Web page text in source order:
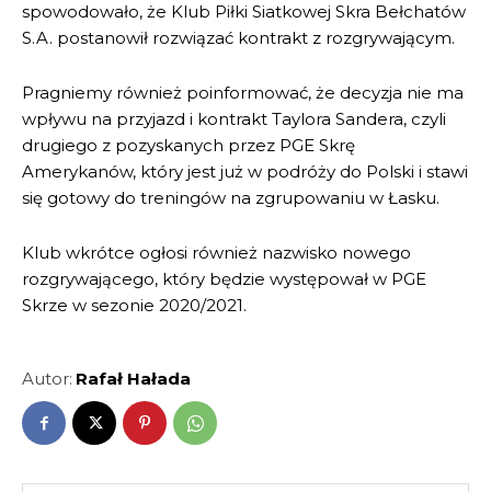
spowodowało, że Klub Piłki Siatkowej Skra Bełchatów
S.A. postanowił rozwiązać kontrakt z rozgrywającym.
Pragniemy również poinformować, że decyzja nie ma
wpływu na przyjazd i kontrakt Taylora Sandera, czyli
drugiego z pozyskanych przez PGE Skrę
Amerykanów, który jest już w podróży do Polski i stawi
się gotowy do treningów na zgrupowaniu w Łasku.
Klub wkrótce ogłosi również nazwisko nowego
rozgrywającego, który będzie występował w PGE
Skrze w sezonie 2020/2021.
Autor: Rafał Hałada